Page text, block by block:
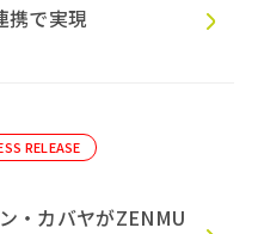
で実現
RELEASE
・カバヤがZENMU